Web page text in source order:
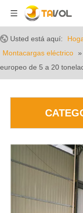
Usted está aquí:
Montacargas eléctrico »
europeo de 5 a 20